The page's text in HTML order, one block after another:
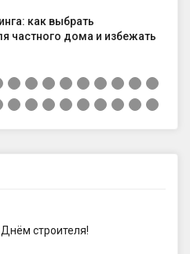
строителя!
как выбрать
частного дома и избежать